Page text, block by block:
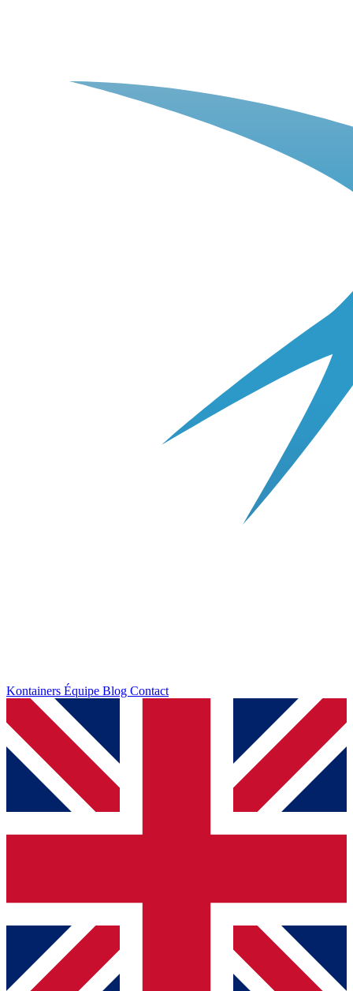
Kontainers Équipe Blog Contact